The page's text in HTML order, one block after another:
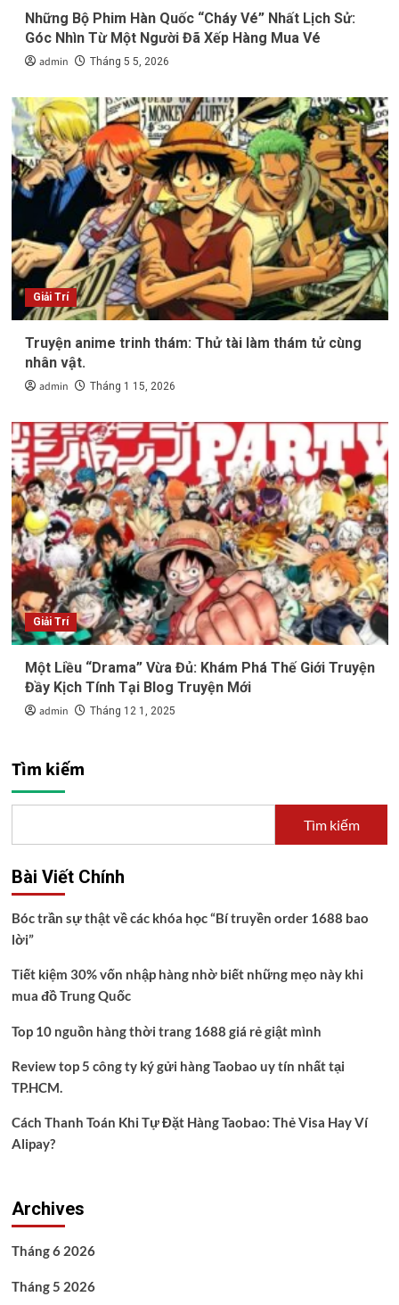
Những Bộ Phim Hàn Quốc “Cháy Vé” Nhất Lịch Sử:
Góc Nhìn Từ Một Người Đã Xếp Hàng Mua Vé
admin Tháng 5 5, 2026
Giải Trí
Truyện anime trinh thám: Thử tài làm thám tử cùng
nhân vật.
admin Tháng 1 15, 2026
Giải Trí
Một Liều “Drama” Vừa Đủ: Khám Phá Thế Giới Truyện
Đầy Kịch Tính Tại Blog Truyện Mới
admin Tháng 12 1, 2025
Tìm kiếm
Tìm kiếm
Bài Viết Chính
Bóc trần sự thật về các khóa học “Bí truyền order 1688 bao
lời”
Tiết kiệm 30% vốn nhập hàng nhờ biết những mẹo này khi
mua đồ Trung Quốc
Top 10 nguồn hàng thời trang 1688 giá rẻ giật mình
Review top 5 công ty ký gửi hàng Taobao uy tín nhất tại
TP.HCM.
Cách Thanh Toán Khi Tự Đặt Hàng Taobao: Thẻ Visa Hay Ví
Alipay?
Archives
Tháng 6 2026
Tháng 5 2026